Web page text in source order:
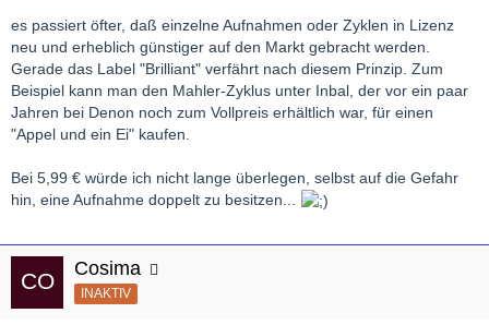
es passiert öfter, daß einzelne Aufnahmen oder Zyklen in Lizenz
neu und erheblich günstiger auf den Markt gebracht werden.
Gerade das Label "Brilliant" verfährt nach diesem Prinzip. Zum
Beispiel kann man den Mahler-Zyklus unter Inbal, der vor ein paar
Jahren bei Denon noch zum Vollpreis erhältlich war, für einen
"Appel und ein Ei" kaufen.
Bei 5,99 € würde ich nicht lange überlegen, selbst auf die Gefahr
hin, eine Aufnahme doppelt zu besitzen...
Cosima
INAKTIV